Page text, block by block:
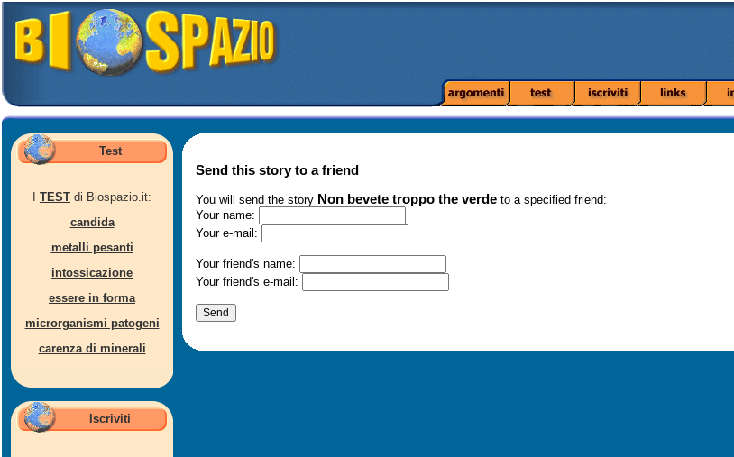
Test
TEST di Biospazio.it:
candida
metalli pesanti
intossicazione
essere in forma
microrganismi patogeni
carenza di minerali
Iscriviti
Send this story to a friend
You will send the story Non bevete troppo the verde to a specified friend:
Your name:
Your e-mail:
Your friend's name:
Your friend's e-mail: